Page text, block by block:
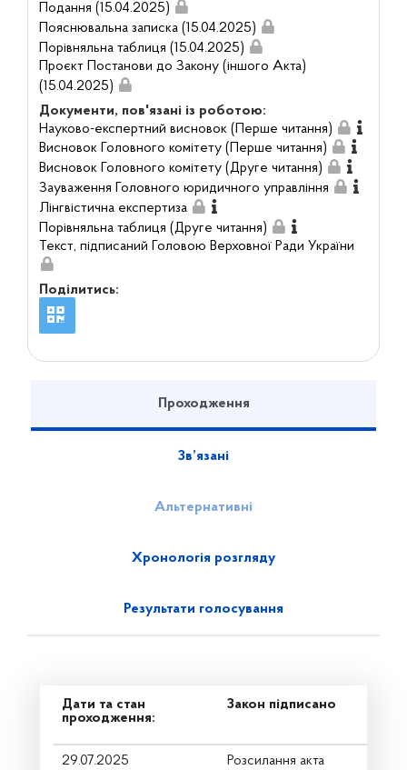
Подання (15.04.2025)
Пояснювальна записка (15.04.2025)
Порівняльна таблиця (15.04.2025)
Проєкт Постанови до Закону (іншого Акта)
(15.04.2025)
Документи, пов'язані із роботою:
Науково-експертний висновок (Перше читання)
Висновок Головного комітету (Перше читання)
Висновок Головного комітету (Друге читання)
Зауваження Головного юридичного управління
Лінгвістична експертиза
Порівняльна таблиця (Друге читання)
Текст, підписаний Головою Верховної Ради України
Поділитись:
Проходження
Зв’язані
Альтернативні
Хронологія розгляду
Результати голосування
Дати та стан
проходження:
Закон підписано
29.07.2025 Розсилання акта